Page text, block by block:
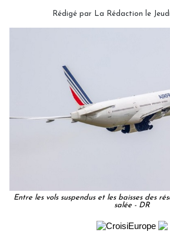
Rédigé par La Rédaction le
Entre les vols suspendus et les baisses des
salée - DR